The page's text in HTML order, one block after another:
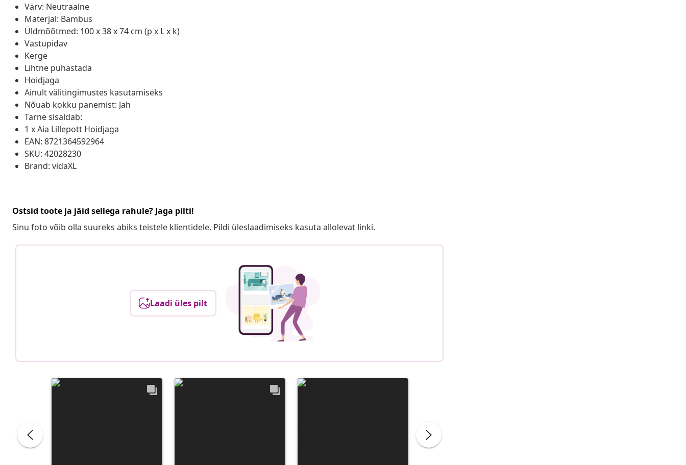
Värv: Neutraalne
Materjal: Bambus
Üldmõõtmed: 100 x 38 x 74 cm (p x L x k)
Vastupidav
Kerge
Lihtne puhastada
Hoidjaga
Ainult välitingimustes kasutamiseks
Nõuab kokku panemist: Jah
Tarne sisaldab:
1 x Aia Lillepott Hoidjaga
EAN: 8721364592964
SKU: 42028230
Brand: vidaXL
Ostsid toote ja jäid sellega rahule? Jaga pilti!
Sinu foto võib olla suureks abiks teistele klientidele. Pildi üleslaadimiseks kasuta allolevat linki.
Laadi üles pilt